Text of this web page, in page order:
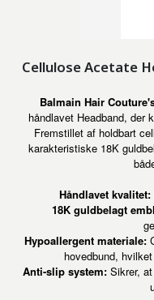
Cellulose Acetate
Balmain Hair
håndlavet Headband, der
Fremstillet af holdbart
karakteristiske 18K
Håndlavet kvalitet:
18K guldbelagt
Hypoallergent materiale:
hovedbund,
Anti-slip system:Sikrer, at